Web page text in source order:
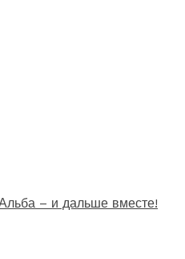
– и дальше вместе!